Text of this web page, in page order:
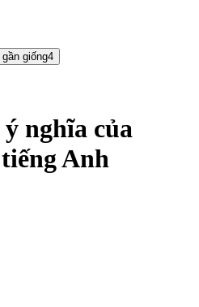
giống4
nghĩa của
Anh